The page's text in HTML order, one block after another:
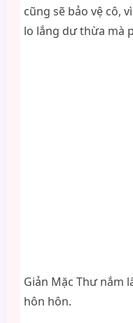
cũng sẽ bảo vệ cô,
lo lắng dư thừa mà
Giản Mặc Thư nắm
hôn hôn.